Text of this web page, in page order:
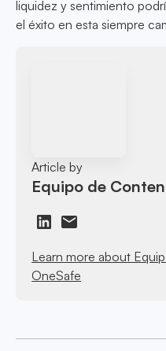
liquidez y sentimiento
el éxito en esta siempre
Article by
Equipo de
Learn more about
OneSafe